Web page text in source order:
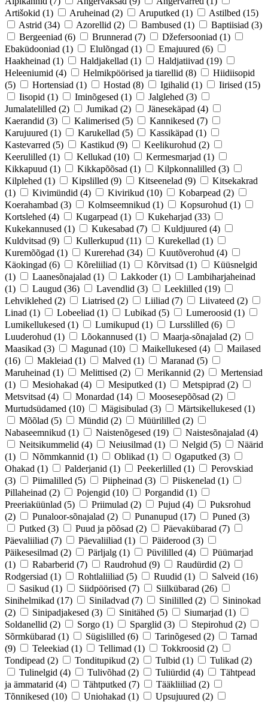
Artišokid (1) Aruheinad (2) Aruputked (1) Astilbed (15)
Astrid (34) Azorellid (2) Bambused (1) Baptiisiad (3)
Bergeeniad (6) Brunnerad (7) Džefersooniad (1)
Ebaküdooniad (1) Elulõngad (1) Emajuured (6)
Haakheinad (1) Haldjakellad (1) Haldjatiivad (19)
Heleeniumid (4) Helmikpöörised ja tiarellid (8)
Hiidiisopid
(5)
Hortensiad (1) Hostad (8) Igihalid (1) Iirised (15)
Iisopid (1) Iminõgesed (1) Jalglehed (3)
Jumalatelilled (2) Jumikad (2) Jänesekäpad (4)
Kaerandid (3) Kalimerised (5) Kannikesed (7)
Karujuured (1) Karukellad (5) Kassikäpad (1)
Kastevarred (5) Kastikud (9) Keelikurohud (2)
Keerulilled (1) Kellukad (10) Kermesmarjad (1)
Kikkapuud (1) Kikkapõõsad (1) Kilpkonnalilled (3)
Kilplehed (1) Kipslilled (9) Kitseenelad (9)
Kitsekakrad
(1)
Kivimündid (4) Kivirikud (10) Kobarpead (2)
Koerahambad (3) Kolmseemnikud (1) Kopsurohud (1)
Kortslehed (4) Kugarpead (1) Kukeharjad (33)
Kukekannused (1) Kukesabad (7) Kuldjuured (4)
Kuldvitsad (9) Kullerkupud (11) Kurekellad (1)
Kuremõõgad (1) Kurerehad (34) Kuutõverohud (4)
Käokingad (6) Kõreliiliad (1) Kõrvitsad (1)
Küüsnelgid
(1)
Laanesõnajalad (1) Lakkoder (1)
Lambiharjaheinad
(1)
Laugud (36) Lavendlid (3) Leeklilled (19)
Lehviklehed (2) Liatrised (2) Liiliad (7) Liivateed (2)
Linad (1) Lobeeliad (1) Lubikad (5) Lumeroosid (1)
Lumikellukesed (1) Lumikupud (1) Lursslilled (6)
Luuderohud (1) Lõokannused (1) Maarja-sõnajalad (2)
Maasikad (3) Magunad (10) Maikellukesed (4)
Mailased
(16)
Makleiad (1) Malved (1) Maranad (5)
Maruheinad (1) Melittised (2) Merikannid (2)
Mertensiad
(1)
Mesiohakad (4) Mesiputked (1) Metspiprad (2)
Metsvitsad (4) Monardad (14) Moosesepõõsad (2)
Murtudsüdamed (10) Mägisibulad (3) Märtsikellukesed (1)
Mõõlad (5) Mündid (2) Müürililled (2)
Nabaseemnikud (1) Naistenõgesed (19) Naistesõnajalad (4)
Neitsikummelid (4) Neiusilmad (1) Nelgid (5)
Näärid
(1)
Nõmmkannid (1) Oblikad (1) Ogaputked (3)
Ohakad (1) Palderjanid (1) Peekerlilled (1)
Perovskiad
(3)
Piimalilled (5) Piipheinad (3) Piiskenelad (1)
Pillaheinad (2) Pojengid (10) Porgandid (1)
Preeriaküünlad (5) Priimulad (2) Pujud (4)
Puksrohud
(2)
Punaloor-sõnajalad (2) Punanupud (17) Puned (3)
Putked (3) Puud ja põõsad (2) Päevakübarad (7)
Päevaliiliad (7) Päevaliiliad (1) Päiderood (3)
Päikesesilmad (2) Pärljalg (1) Püvililled (4)
Püümarjad
(1)
Rabarberid (7) Raudrohud (9) Raudürdid (2)
Rodgersiad (1) Rohtlaliiliad (5) Ruudid (1) Salveid (16)
Sasikud (1) Siidpöörised (7) Siilkübarad (26)
Sinihelmikad (17) Siniladvad (7) Sinililled (2)
Sininokad
(2)
Sinipadjakesed (3) Sinitähed (5) Siumarjad (1)
Soldanellid (2) Sorgo (1) Sparglid (3) Stepirohud (2)
Sõrmkübarad (1) Sügislilled (6) Tarinõgesed (2)
Tarnad
(9)
Teleekiad (1) Tellimad (1) Tokkroosid (2)
Tondipead (2) Tonditupikud (2) Tulbid (1) Tulikad (2)
Tulinelgid (4) Tulivõhad (2) Tuliürdid (4)
Tähtpead
ja ämmatarid (4) Tähtputked (7) Tääkliiliad (2)
Tõnnikesed (10) Uniohakad (1) Upsujuured (2)